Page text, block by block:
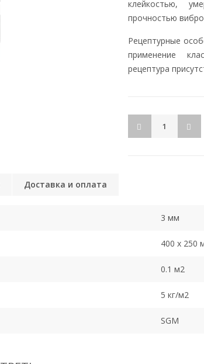
клейкостью,
прочностью
Рецептурные
применение
рецептура
Доставка и оплата
3 мм
400 х 250
0.1 м2
5 кг/м2
SGM